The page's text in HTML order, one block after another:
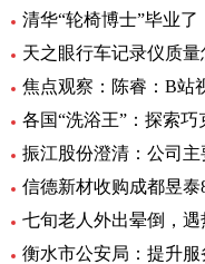
清华“轮椅博士”毕业
天之眼行车记录仪质
各国“洗浴王”：探索
七旬老人外出晕倒，
衡水市公安局：提升